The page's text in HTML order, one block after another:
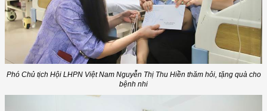
Phó Chủ tịch Hội LHPN Việt Nam Nguyễn Thị Thu Hiền thăm hỏi, tặng quà cho
bệnh nhi